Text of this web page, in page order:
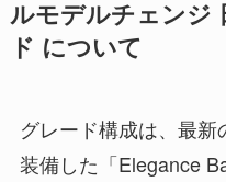
ルモデルチェンジ
ド について
グレード構成は、最
装備した「Elegance